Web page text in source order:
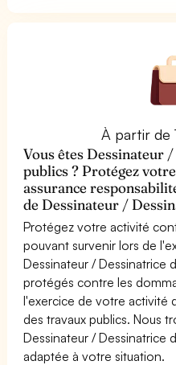
À partir de
Vous êtes Dessinateur
publics ? Protégez
assurance
de Dessinateur /
Protégez votre activité
pouvant survenir lors de
Dessinateur / Dessinatrice
protégés contre les
l'exercice de votre activité
des travaux publics. Nous
Dessinateur / Dessinatrice
adaptée à votre situation.